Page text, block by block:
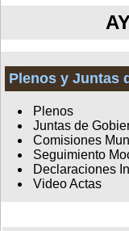
Plenos y Juntas
Plenos
Juntas de
Comisiones
Seguimiento
Declaraciones
Video Actas